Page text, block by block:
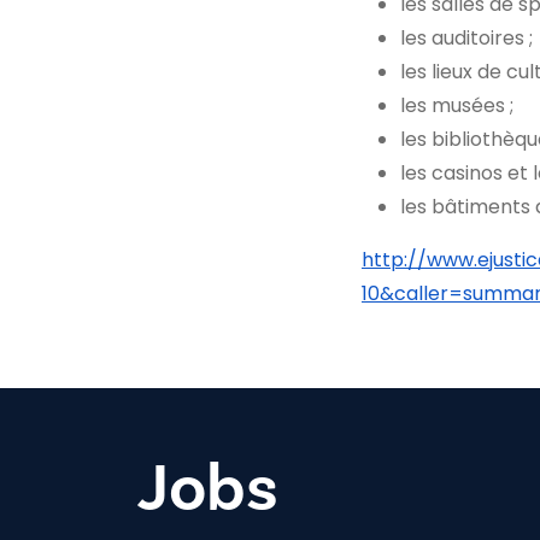
les auditoires ;
les lieux de
les musées ;
les
les casinos et
les bâtiments
http://
Jobs